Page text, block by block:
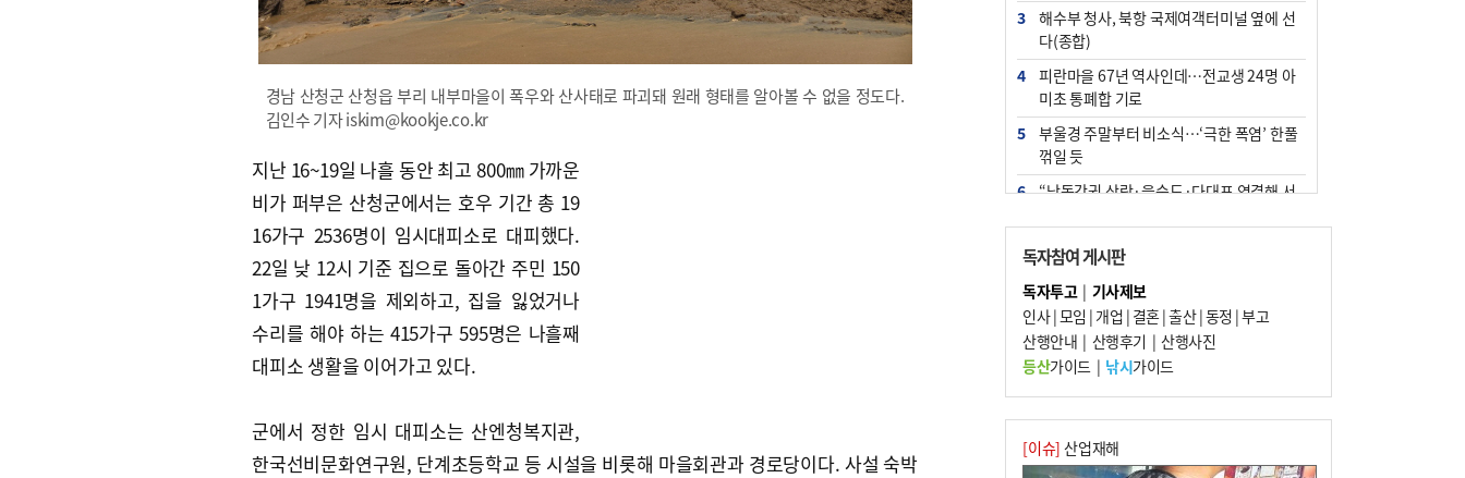
경남 산청군 산청읍 부리 내부마을이 폭우와 산사태로 파괴돼 원래 형태를 알아볼 수 없을 정도다.
김인수 기자 iskim@kookje.co.kr
지난 16~19일 나흘 동안 최고 800㎜ 가까운
비가 퍼부은 산청군에서는 호우 기간 총 19
16가구 2536명이 임시대피소로 대피했다.
22일 낮 12시 기준 집으로 돌아간 주민 150
1가구 1941명을 제외하고, 집을 잃었거나
수리를 해야 하는 415가구 595명은 나흘째
대피소 생활을 이어가고 있다.
군에서 정한 임시 대피소는 산엔청복지관,
한국선비문화연구원, 단계초등학교 등 시설을 비롯해 마을회관과 경로당이다. 사설 숙박
3
해수부 청사, 북항 국제여객터미널 옆에 선
다(종합)
4
피란마을 67년 역사인데…전교생 24명 아
미초 통폐합 기로
5
부울경 주말부터 비소식…‘극한 폭염’ 한풀
꺾일 듯
6
“낙동강권 삼락·을숙도·다대포 연결해 서
7
오늘의 날씨- 2026년 8월 7일
8
[사설] 해수부 신청사 북항으로 확정, 해양
수도 도약의 전환점
9
외국인 선원 ‘인신매매 경유지’ 된 부산…
우려가 현실로
10 르노 못 타는 부산시장…관용차 규정에 막
힌 지역기업 응원
독자참여 게시판
독자투고| 기사제보
인사|모임 | 개업 | 결혼|출산|동정 |부고
산행안내 | 산행후기 | 산행사진
등산가이드| 낚시가이드
[이슈] 산업재해